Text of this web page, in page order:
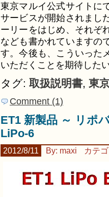
東京マルイ公式サイトに
サービスが開始されまし
ーリーをはじめ、それぞ
なども書かれていますの
す。今後も、こういった
いただくことを期待した
タグ: 取扱説明書 東
Comment (1)
ET1 新製品 ～ リポ
LiPo-6
2012/8/11 By: maxi カテ